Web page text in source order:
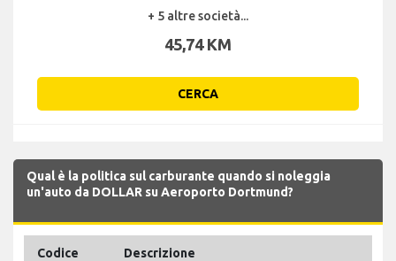
+ 5 altre società...
45,74 KM
CERCA
Qual è la politica sul carburante quando si noleggia
un'auto da DOLLAR su Aeroporto Dortmund?
Codice Descrizione